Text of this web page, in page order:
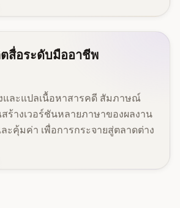
สื่อระดับมืออาชีพ
และแปลเนื้อหาสารคดี สัมภาษณ์
ร้างเวอร์ชันหลายภาษาของผลงาน
ละคุ้มค่า เพื่อการกระจายสู่ตลาดต่าง